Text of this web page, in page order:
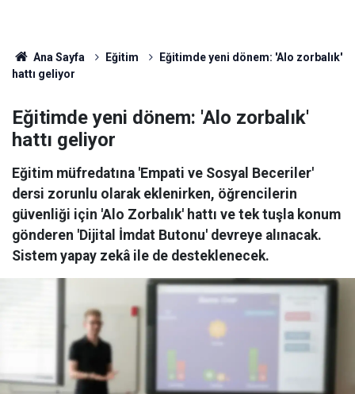
Ana Sayfa Eğitim
Eğitimde yeni dönem: 'Alo zorbalık'
hattı geliyor
Eğitimde yeni dönem: 'Alo zorbalık'
hattı geliyor
Eğitim müfredatına 'Empati ve Sosyal Beceriler'
dersi zorunlu olarak eklenirken, öğrencilerin
güvenliği için 'Alo Zorbalık' hattı ve tek tuşla konum
gönderen 'Dijital İmdat Butonu' devreye alınacak.
Sistem yapay zekâ ile de desteklenecek.